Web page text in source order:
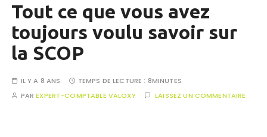
Tout ce que vous avez
toujours voulu savoir sur
la SCOP
IL Y A 8 ANS TEMPS DE LECTURE : 8MINUTES
PAREXPERT-COMPTABLE VALOXY LAISSEZ UN COMMENTAIRE